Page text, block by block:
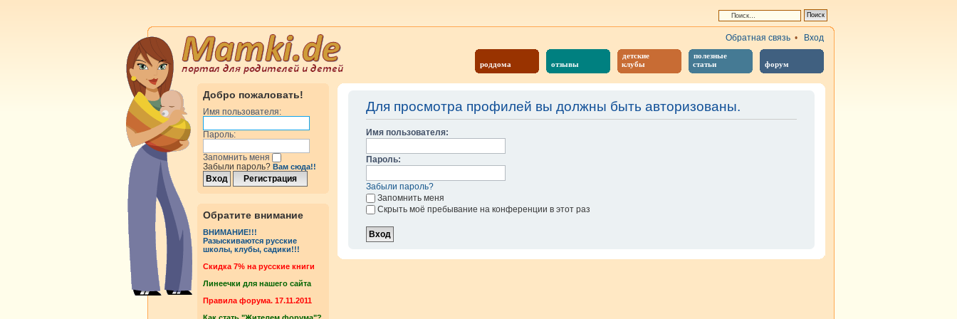
роддома отзывы
детские
клубы
полезные
статьи
форум
Обратная связь • Вход
Добро пожаловать!
Имя пользователя:
Пароль:
Запомнить меня
Забыли пароль? Вам сюда!!
Обратите внимание
ВНИМАНИЕ!!!
Разыскиваются русские
школы, клубы, садики!!!
Cкидка 7% на русские книги
Линеечки для нашего сайта
Правила форума. 17.11.2011
Для просмотра профилей вы должны быть авторизованы.
Имя пользователя:
Пароль:
Забыли пароль?
Запомнить меня
Скрыть моё пребывание на конференции в этот раз